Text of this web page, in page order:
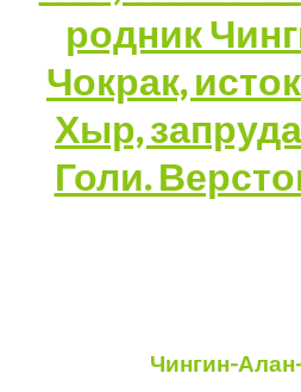
Чингин-